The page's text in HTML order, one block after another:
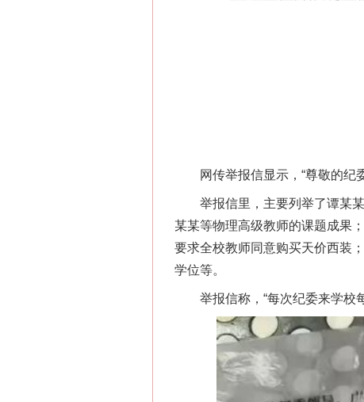
网传举报信显示，“尊敬的纪委
举报信里，主要列举了谭某某
某某等物理高级教师的课题成果
要求全校教师同意购买天价西装
学位等。
举报信称，“每次纪委来学校